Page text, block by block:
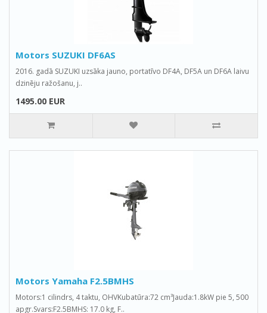
Motors SUZUKI DF6AS
2016. gadā SUZUKI uzsāka jauno, portatīvo DF4A, DF5A un DF6A laivu
dzinēju ražošanu, j..
1495.00 EUR
Motors Yamaha F2.5BMHS
Motors:1 cilindrs, 4 taktu, OHVKubatūra:72 cm³Jauda:1.8kW pie 5, 500
apgr.Svars:F2.5BMHS: 17.0 kg, F..